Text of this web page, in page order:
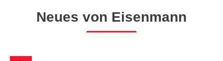
Neues von Eisenmann